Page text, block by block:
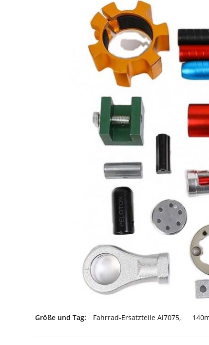
Größe und Tag: Fahrrad-Ersatzteile Al7075,